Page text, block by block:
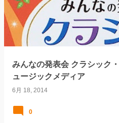
みんなの発表会 クラシック
ュージックメディア
6月 18, 2014
0